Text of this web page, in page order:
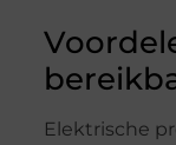
Elektrische